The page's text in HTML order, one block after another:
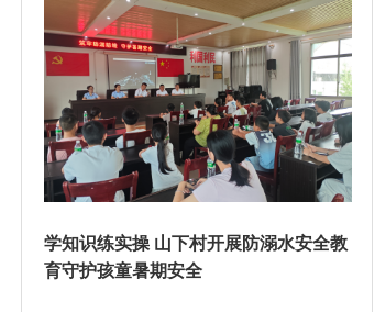
学知识练实操 山下村开展防溺水安全教
育守护孩童暑期安全